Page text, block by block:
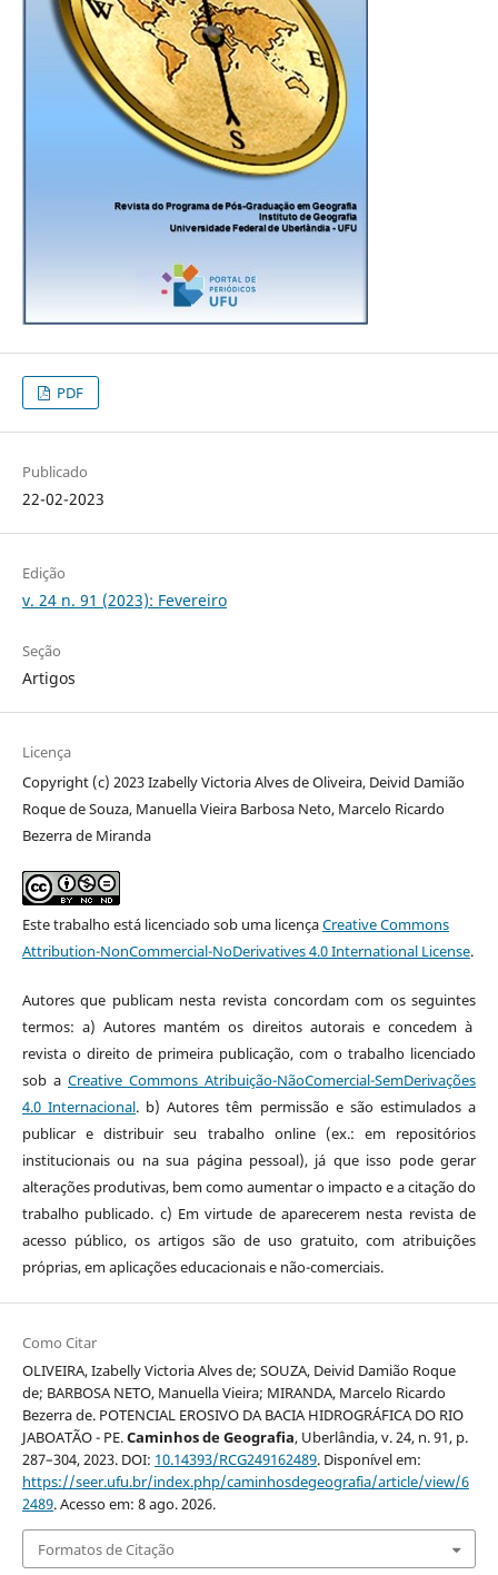
PDF
Publicado
22-02-2023
Edição
v. 24 n. 91 (2023): Fevereiro
Seção
Artigos
Licença
Copyright (c) 2023 Izabelly Victoria Alves de Oliveira, Deivid Damião
Roque de Souza, Manuella Vieira Barbosa Neto, Marcelo Ricardo
Bezerra de Miranda
Este trabalho está licenciado sob uma licençaCreative Commons
Attribution-NonCommercial-NoDerivatives 4.0 International License.
Autores que publicam nesta revista concordam com os seguintes
termos: a) Autores mantém os direitos autorais e concedem à
revista o direito de primeira publicação, com o trabalho licenciado
sob a Creative Commons Atribuição-NãoComercial-SemDerivações
4.0 Internacional. b) Autores têm permissão e são estimulados a
publicar e distribuir seu trabalho online (ex.: em repositórios
institucionais ou na sua página pessoal), já que isso pode gerar
alterações produtivas, bem como aumentar o impacto e a citação do
trabalho publicado. c) Em virtude de aparecerem nesta revista de
acesso público, os artigos são de uso gratuito, com atribuições
próprias, em aplicações educacionais e não-comerciais.
Como Citar
OLIVEIRA, Izabelly Victoria Alves de; SOUZA, Deivid Damião Roque
de; BARBOSA NETO, Manuella Vieira; MIRANDA, Marcelo Ricardo
Bezerra de. POTENCIAL EROSIVO DA BACIA HIDROGRÁFICA DO RIO
JABOATÃO - PE.Caminhos de Geografia, Uberlândia, v. 24, n. 91, p.
287–304, 2023. DOI: 10.14393/RCG249162489. Disponível em:
https://seer.ufu.br/index.php/caminhosdegeografia/article/view/6
2489. Acesso em: 8 ago. 2026.
Formatos de Citação